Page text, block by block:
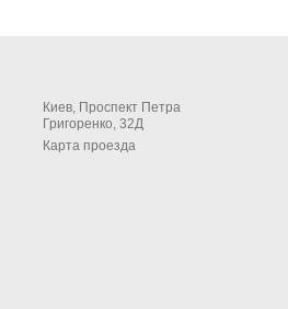
Киев, Проспект Петра
Григоренко, 32Д
Карта проезда